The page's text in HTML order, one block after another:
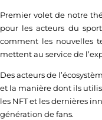
Premier volet de notre
pour les acteurs du
comment les nouvelles
mettent au service de
Des acteurs de
et la manière dont ils
les NFT et les dernières
génération de fans.